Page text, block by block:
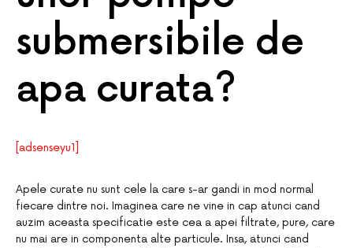
submersibile de
apa curata?
[adsenseyu1]
Apele curate nu sunt cele la care s-ar gandi in mod normal
fiecare dintre noi. Imaginea care ne vine in cap atunci cand
auzim aceasta specificatie este cea a apei filtrate, pure, care
nu mai are in componenta alte particule. Insa, atunci cand